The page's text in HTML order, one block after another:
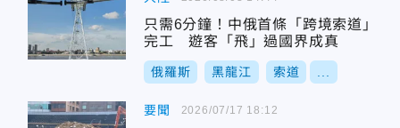
只需6分鐘！中俄首條「跨境索道」
完工 遊客「飛」過國界成真
俄羅斯 黑龍江 索道
要聞 2026/07/17 18:12